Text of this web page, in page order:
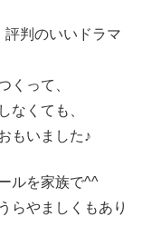
判のいいドラマ
くって、
なくても、
もいました♪
ルを家族で^^
らやましくもあり